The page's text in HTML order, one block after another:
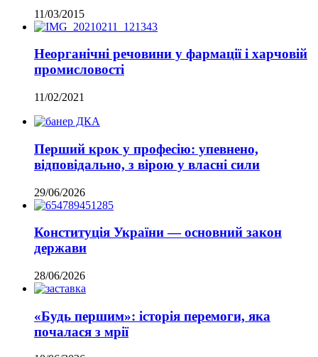
11/03/2015
Неорганічні речовини у фармації і харчовій
промисловості
11/02/2021
Перший крок у професію: упевнено,
відповідально, з вірою у власні сили
29/06/2026
Конституція України — основний закон
держави
28/06/2026
«Будь першим»: історія перемоги, яка
почалася з мрії